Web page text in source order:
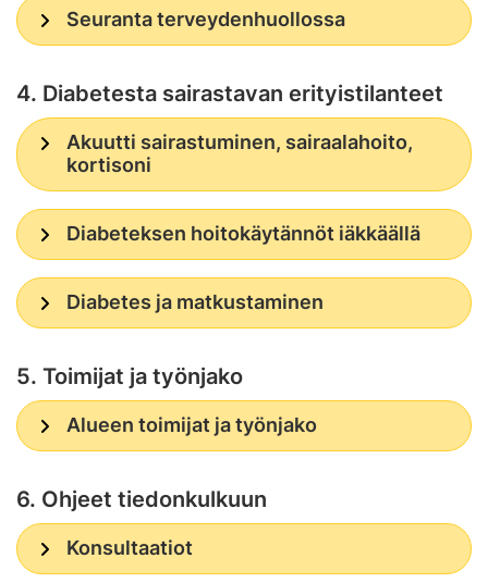
Seuranta terveydenhuollossa
4. Diabetesta sairastavan erityistilanteet
Akuutti sairastuminen, sairaalahoito,
kortisoni
Diabeteksen hoitokäytännöt iäkkäällä
Diabetes ja matkustaminen
5. Toimijat ja työnjako
Alueen toimijat ja työnjako
6. Ohjeet tiedonkulkuun
Konsultaatiot